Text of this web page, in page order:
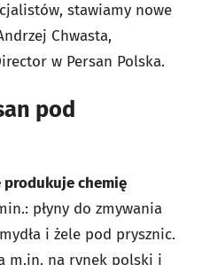
stawiamy nowe
Chwasta,
w Persan Polska.
pod
produkuje chemię
płyny do zmywania
i żele pod prysznic.
m.in. na rynek polski i